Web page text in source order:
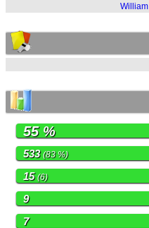
55 %
533(83 %)
15(6)
9
7